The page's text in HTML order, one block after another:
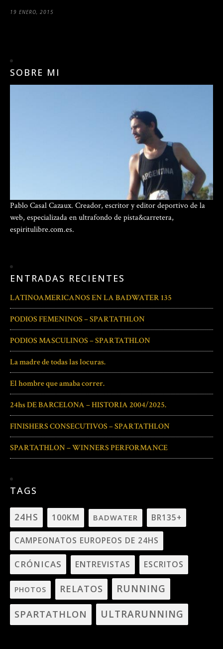
19 ENERO, 2015
SOBRE MI
Pablo Casal Cazaux. Creador, escritor y editor deportivo de la
web, especializada en ultrafondo de pista&carretera,
espiritulibre.com.es.
ENTRADAS RECIENTES
LATINOAMERICANOS EN LA BADWATER 135
PODIOS FEMENINOS – SPARTATHLON
PODIOS MASCULINOS – SPARTATHLON
La madre de todas las locuras.
El hombre que amaba correr.
24hs DE BARCELONA – HISTORIA 2004/2025.
FINISHERS CONSECUTIVOS – SPARTATHLON
SPARTATHLON – WINNERS PERFORMANCE
TAGS
24HS 100KM BADWATER BR135+
CAMPEONATOS EUROPEOS DE 24HS
CRÓNICAS ENTREVISTAS ESCRITOS
PHOTOS RELATOS RUNNING
SPARTATHLON ULTRARUNNING